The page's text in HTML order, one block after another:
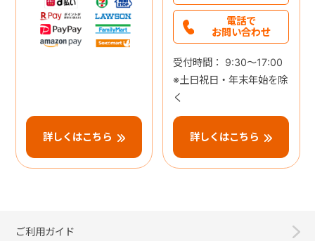
詳しくはこちら
電話で
お問い合わせ
受付時間： 9:30～17:00
※土日祝日・年末年始を除
く
詳しくはこちら
ご利用ガイド